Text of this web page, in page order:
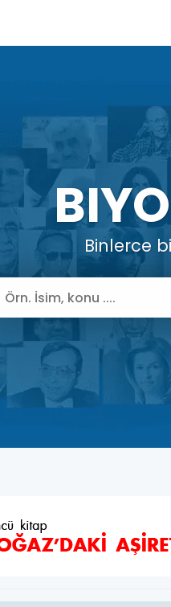
Binlerce